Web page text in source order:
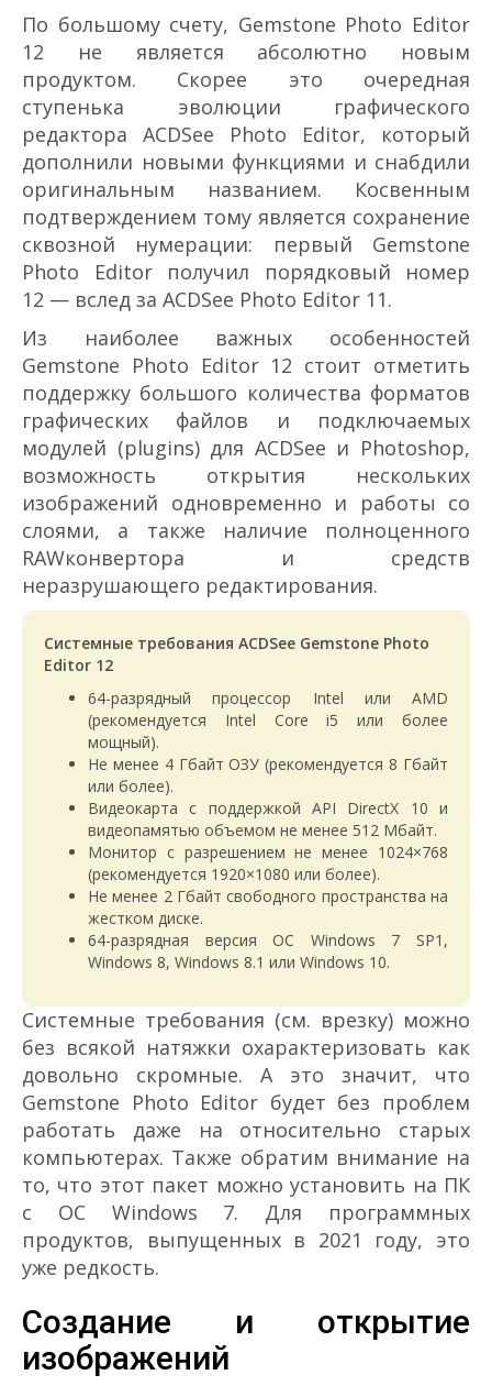
По большому счету, Gemstone Photo Editor
12 не является абсолютно новым
продуктом. Скорее это очередная
ступенька эволюции графического
редактора ACDSee Photo Editor, который
дополнили новыми функциями и снабдили
оригинальным названием. Косвенным
подтверждением тому является сохранение
сквозной нумерации: первый Gemstone
Photo Editor получил порядковый номер
12 — вслед за ACDSee Photo Editor 11.
Из наиболее важных особенностей
Gemstone Photo Editor 12 стоит отметить
поддержку большого количества форматов
графических файлов и подключаемых
модулей (plug­ins) для ACDSee и Photoshop,
возможность открытия нескольких
изображений одновременно и работы со
слоями, а также наличие полноценного
RAW­конвертора и средств
неразрушающего редактирования.
Системные требования ACDSee Gemstone Photo
Editor 12
64-разрядный процессор Intel или AMD
(рекомендуется Intel Core i5 или более
мощный).
Не менее 4 Гбайт ОЗУ (рекомендуется 8 Гбайт
или более).
Видеокарта с поддержкой API DirectX 10 и
видеопамятью объемом не менее 512 Мбайт.
Монитор с разрешением не менее 1024×768
(рекомендуется 1920×1080 или более).
Не менее 2 Гбайт свободного пространства на
жестком диске.
64-разрядная версия ОС Windows 7 SP1,
Windows 8, Windows 8.1 или Windows 10.
Системные требования (см. врезку) можно
без всякой натяжки охарактеризовать как
довольно скромные. А это значит, что
Gemstone Photo Editor будет без проблем
работать даже на относительно старых
компьютерах. Также обратим внимание на
то, что этот пакет можно установить на ПК
с ОС Windows 7. Для программных
продуктов, выпущенных в 2021 году, это
уже редкость.
Создание и открытие
изображений